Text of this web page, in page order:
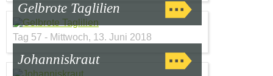
Gelbrote Taglilien
Tag 57 - Mittwoch, 13. Juni 2018
Johanniskraut